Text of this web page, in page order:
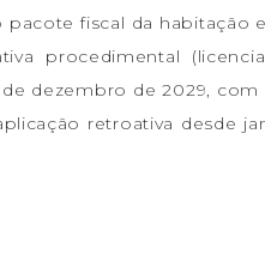
fiscal da habitação
procedimental
dezembro de 2029,
retroativa desde